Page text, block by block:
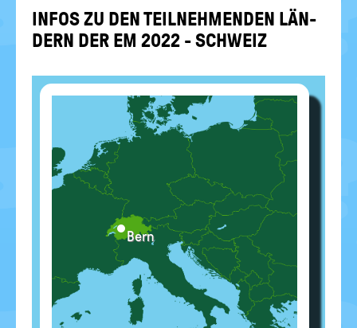
politische
Bildung
INFOS ZU DEN TEIL­NEH­MEN­DEN LÄN­
DERN DER EM 2022 - SCHWEIZ
Bern